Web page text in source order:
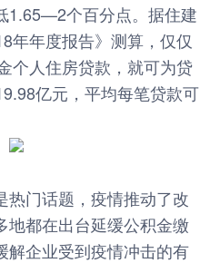
1.65—2个百分点。据住建
年年度报告》测算，仅仅
个人住房贷款，就可为贷
亿元，平均每笔贷款可
门话题，疫情推动了改
地都在出台延缓公积金缴
解企业受到疫情冲击的有